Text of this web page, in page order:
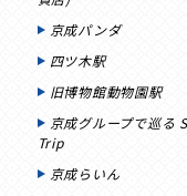
京成パンダ
四ツ木駅
旧博物館動物園駅
京成グループで巡る
Trip
京成らいん